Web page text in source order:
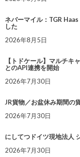
ネバーマイル：TGR
した
2026年8月5日
【トドケール】マルチ
とのAPI連携を開始
2026年7月30日
JR貨物／お盆休み期間の
2026年7月30日
にしてつドイツ現地法人
2026年7月30日